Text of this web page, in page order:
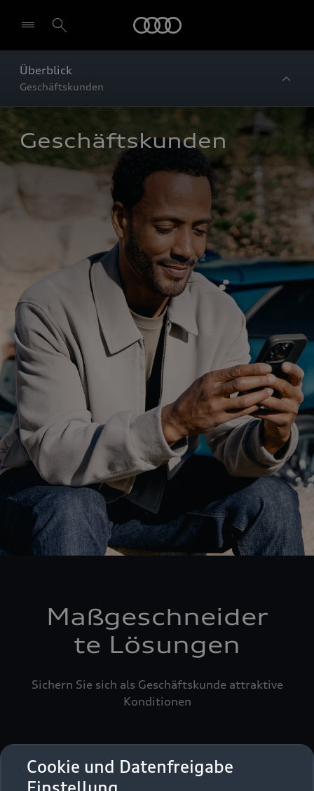
Cookie und Datenfreigabe
Überblick
Geschäftskunden
Geschäftskunden
Maßgeschneider
te Lösungen
Sichern Sie sich als Geschäftskunde attraktive
Konditionen